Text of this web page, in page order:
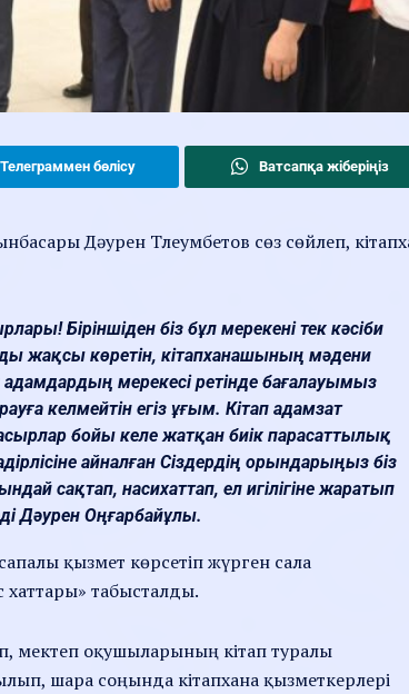
Телеграммен бөлісу Ватсапқа жіберіңіз
Дәурен Тлеумбетов сөз сөйлеп,
Біріншіден біз бұл мерекені тек кәсіби
жақсы көретін, кітапханашының мәдени
адамдардың мерекесі ретінде бағалауымыз
келмейтін егіз ұғым. Кітап адамзат
бойы келе жатқан биік парасаттылық
айналған Сіздердің орындарыңыз біз
сақтап, насихаттап, ел игілігіне жаратып
Дәурен Оңғарбайұлы.
қызмет көрсетіп жүрген сала
хаттары» табысталды.
мектеп оқушыларының кітап туралы
шара соңында кітапхана қызметкерлері